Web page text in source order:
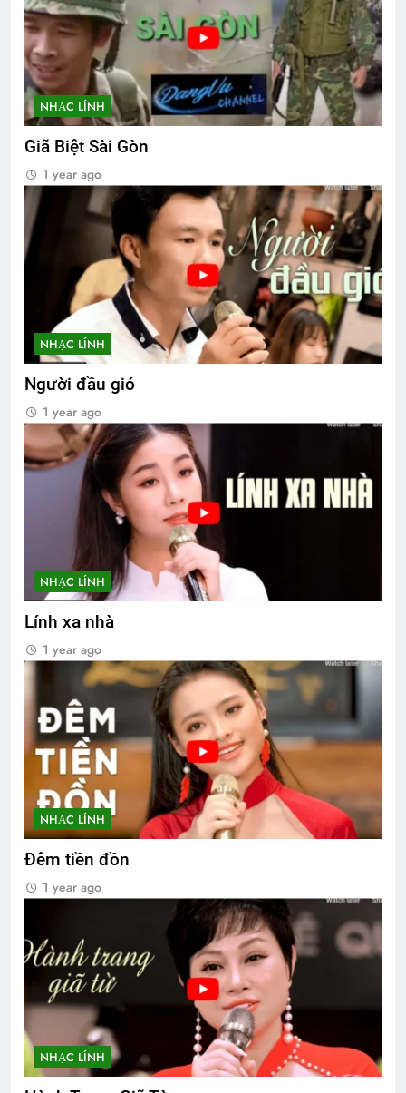
NHẠC LÍNH
Giã Biệt Sài Gòn
1 year ago
NHẠC LÍNH
Người đầu gió
1 year ago
NHẠC LÍNH
Lính xa nhà
1 year ago
NHẠC LÍNH
Đêm tiền đồn
1 year ago
NHẠC LÍNH